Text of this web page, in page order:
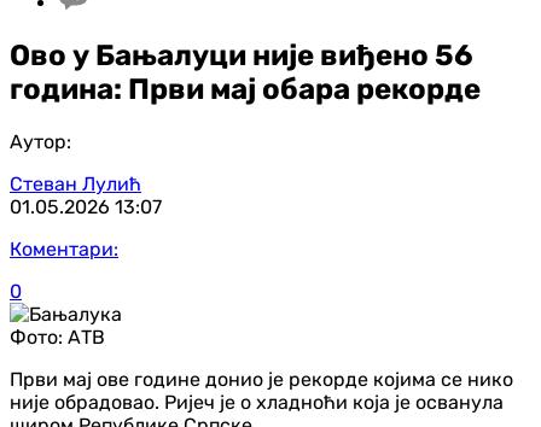
Ово у Бањалуци није виђено 56
година: Први мај обара рекорде
Аутор:
Стеван Лулић
01.05.2026 13:07
Коментари:
0
Фото: АТВ
Први мај ове године донио је рекорде којима се нико
није обрадовао. Ријеч је о хладноћи која је осванула